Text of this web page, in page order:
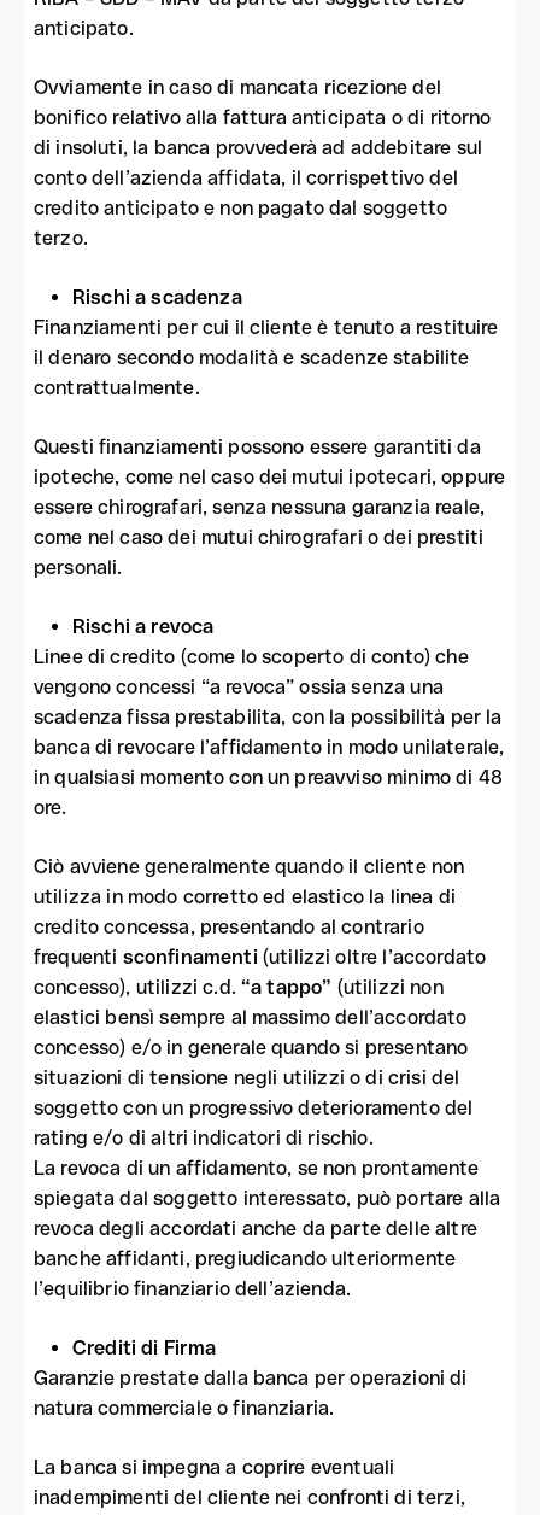
anticipato.
Ovviamente in caso di mancata ricezione del
bonifico relativo alla fattura anticipata o di ritorno
di insoluti, la banca provvederà ad addebitare sul
conto dell’azienda affidata, il corrispettivo del
credito anticipato e non pagato dal soggetto
terzo.
Rischi a scadenza
Finanziamenti per cui il cliente è tenuto a restituire
il denaro secondo modalità e scadenze stabilite
contrattualmente.
Questi finanziamenti possono essere garantiti da
ipoteche, come nel caso dei mutui ipotecari, oppure
essere chirografari, senza nessuna garanzia reale,
come nel caso dei mutui chirografari o dei prestiti
personali.
Rischi a revoca
Linee di credito (come lo scoperto di conto) che
vengono concessi “a revoca” ossia senza una
scadenza fissa prestabilita, con la possibilità per la
banca di revocare l’affidamento in modo unilaterale,
in qualsiasi momento con un preavviso minimo di 48
ore.
Ciò avviene generalmente quando il cliente non
utilizza in modo corretto ed elastico la linea di
credito concessa, presentando al contrario
frequenti sconfinamenti (utilizzi oltre l’accordato
concesso), utilizzi c.d.“a tappo” (utilizzi non
elastici bensì sempre al massimo dell’accordato
concesso) e/o in generale quando si presentano
situazioni di tensione negli utilizzi o di crisi del
soggetto con un progressivo deterioramento del
rating e/o di altri indicatori di rischio.
La revoca di un affidamento, se non prontamente
spiegata dal soggetto interessato, può portare alla
revoca degli accordati anche da parte delle altre
banche affidanti, pregiudicando ulteriormente
l’equilibrio finanziario dell’azienda.
Crediti di Firma
Garanzie prestate dalla banca per operazioni di
natura commerciale o finanziaria.
La banca si impegna a coprire eventuali
inadempimenti del cliente nei confronti di terzi,